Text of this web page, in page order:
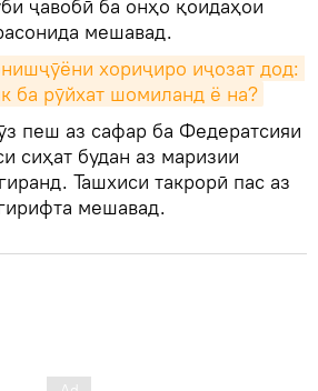
ҷавобӣ ба онҳо қоидаҳои
мешавад.
хориҷиро иҷозат дод:
ба рӯйхат шомиланд ё на?
пеш аз сафар ба Федератсияи
сиҳат будан аз маризии
Ташхиси такрорӣ пас аз
мешавад.